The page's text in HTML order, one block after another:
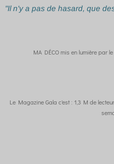
"Il n'y a pas de hasard, que
MA DÉCO mis en lumière par
Le Magazine Gala c'est : 1,3 M de